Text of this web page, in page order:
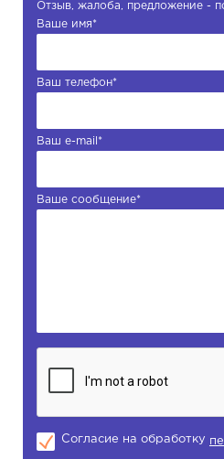
Отзыв, жалоба, предложение -
Ваше имя*
Ваш телефон*
Ваш e-mail *
Ваше сообщение*
Согласие на обработку